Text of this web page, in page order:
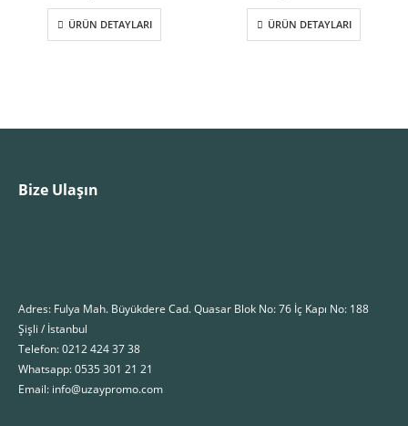
ÜRÜN DETAYLARI ÜRÜN DETAYLARI
Bize Ulaşın
Adres: Fulya Mah. Büyükdere Cad. Quasar Blok No: 76 İç Kapı No: 188
Şişli / İstanbul
Telefon: 0212 424 37 38
Whatsapp: 0535 301 21 21
Email: info@uzaypromo.com